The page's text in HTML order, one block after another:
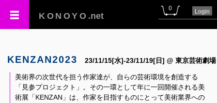
KONOYO .net
0 Login
KENZAN2023 23/11/15[水]-23/11/19[日] @ 東京芸術劇場
美術界の次世代を担う作家達が、自らの芸術環境を創造する
「見参プロジェクト」。その一環として年に一回開催される美
術展「KENZAN」は、作家を目指すものにとって美術業界への